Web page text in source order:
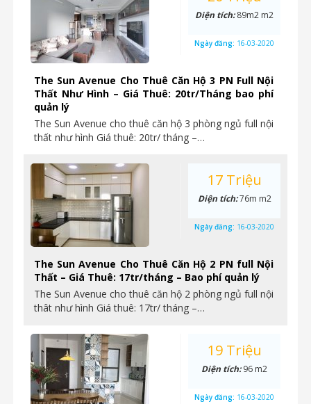
The Sun Avenue Cho Thuê Căn Hộ 3 PN Full Nội
Thất Như Hình – Giá Thuê: 20tr/Tháng bao phí
quản lý
The Sun Avenue cho thuê căn hộ 3 phòng ngủ full nội
thất như hình Giá thuê: 20tr/ tháng –…
Diện tích:89m2 m2
Ngày đăng: 16-03-2020
The Sun Avenue Cho Thuê Căn Hộ 2 PN full Nội
Thất – Giá Thuê: 17tr/tháng – Bao phí quản lý
The Sun Avenue cho thuê căn hộ 2 phòng ngủ full nội
thât như hình Giá thuê: 17tr/ tháng –…
17 Triệu
Diện tích:76m m2
Ngày đăng: 16-03-2020
19 Triệu
Diện tích:96 m2
Ngày đăng: 16-03-2020